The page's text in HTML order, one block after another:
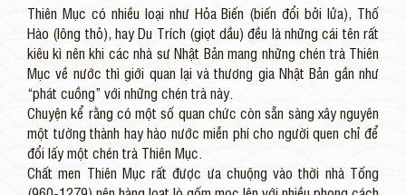
Thiên Mục có nhiều loại như Hỏa Biến (biến đổi bởi lửa), Thố
Hào (lông thỏ), hay Du Trích (giọt dầu) đều là những cái tên rất
kiêu kì nên khi các nhà sư Nhật Bản mang những chén trà Thiên
Mục về nước thì giới quan lại và thương gia Nhật Bản gần như
“phát cuồng” với những chén trà này.
Chuyện kể rằng có một số quan chức còn sẵn sàng xây nguyên
một tường thành hay hào nước miễn phí cho người quen chỉ để
đổi lấy một chén trà Thiên Mục.
Chất men Thiên Mục rất được ưa chuộng vào thời nhà Tống